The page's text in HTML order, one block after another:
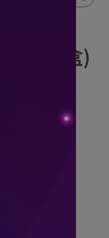
包)(空盒)